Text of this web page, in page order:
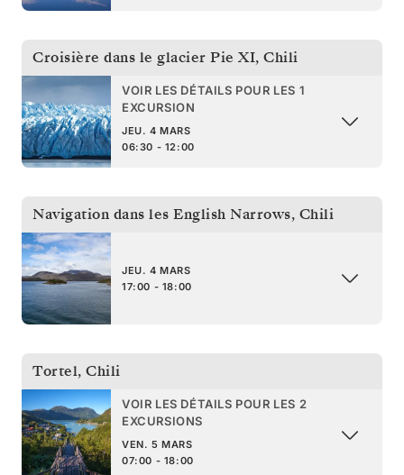
Croisière dans le glacier Pie XI, Chili
VOIR LES DÉTAILS POUR LES 1
EXCURSION
JEU. 4 MARS
06:30 - 12:00
Navigation dans les English Narrows, Chili
JEU. 4 MARS
17:00 - 18:00
Tortel, Chili
VOIR LES DÉTAILS POUR LES 2
EXCURSIONS
VEN. 5 MARS
07:00 - 18:00